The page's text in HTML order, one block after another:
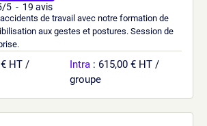
/5 - 19 avis
de travail avec notre formation de
aux gestes et postures. Session de
HT /
Intra : 615,00 € HT /
groupe